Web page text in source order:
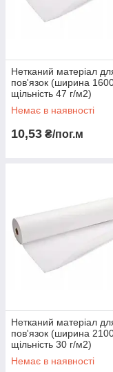
Нетканий матеріал
пов'язок (ширина
щільність 47 г/м2)
Немає в наявності
10,53 ₴/пог.м
Нетканий матеріал
пов'язок (ширина
щільність 30 г/м2)
Немає в наявності